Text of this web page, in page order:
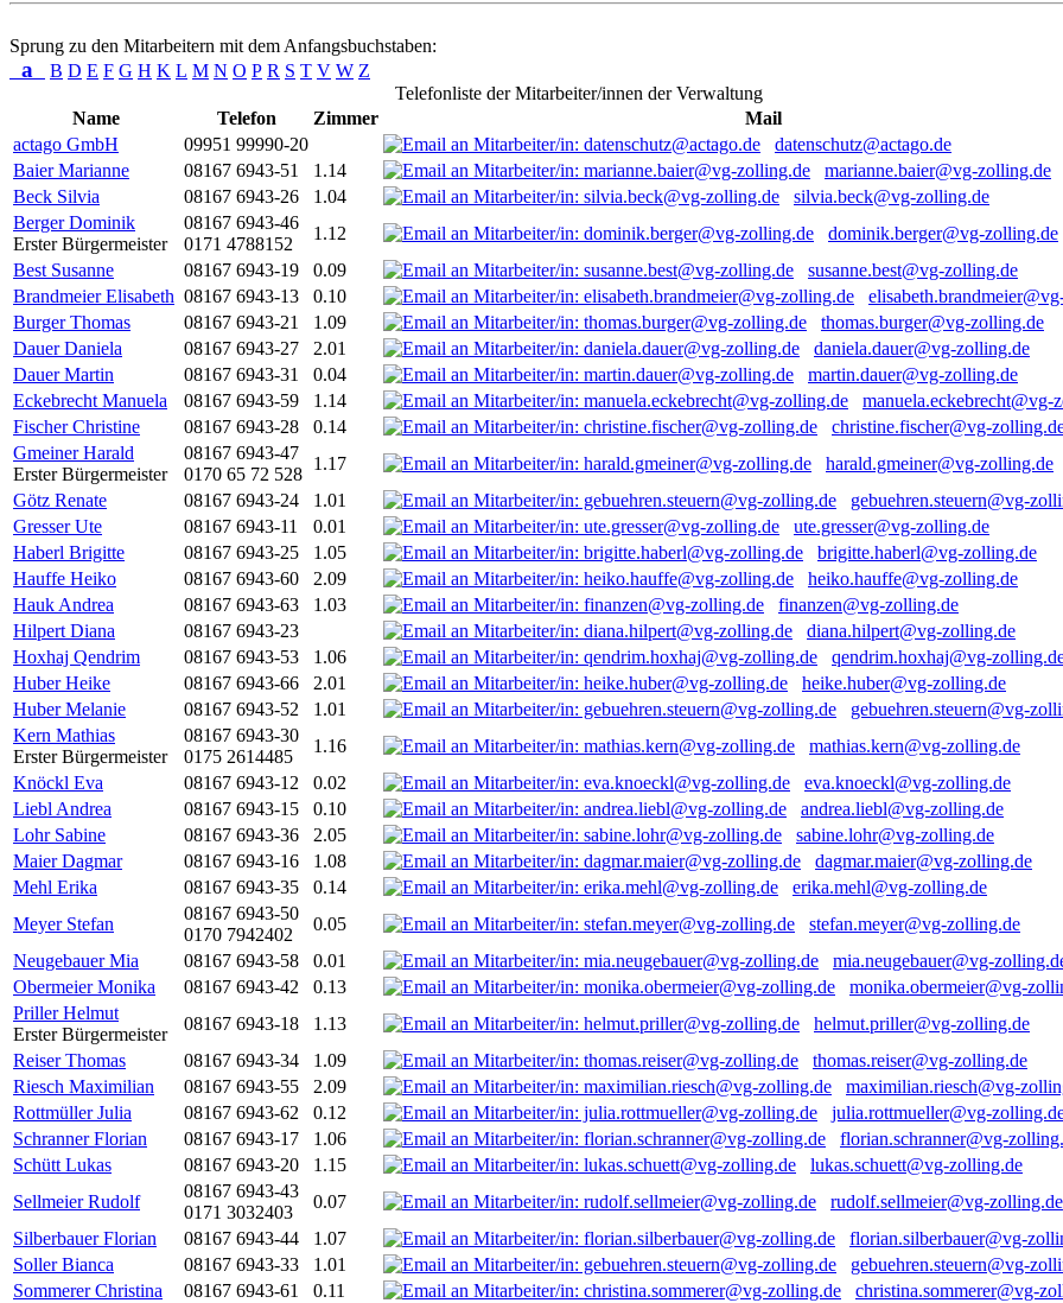
Sprung zu den Mitarbeitern mit dem Anfangsbuchstaben:
a B D E F G H K L M N O P R S T V W Z
Telefonliste der Mitarbeiter/innen der Verwaltung
Name
Telefon Zimmer
Mail
actago GmbH
09951 99990-20
datenschutz@actago.de
Baier Marianne
08167 6943-51 1.14
marianne.baier@vg-zolling.de
Beck Silvia
08167 6943-26 1.04
silvia.beck@vg-zolling.de
Berger Dominik
Erster Bürgermeister
08167 6943-46
0171 4788152
1.12
dominik.berger@vg-zolling.de
Best Susanne
08167 6943-19 0.09
susanne.best@vg-zolling.de
Brandmeier Elisabeth 08167 6943-13 0.10
Burger Thomas
08167 6943-21 1.09
thomas.burger@vg-zolling.de
Dauer Daniela
08167 6943-27 2.01
daniela.dauer@vg-zolling.de
Dauer Martin
08167 6943-31 0.04
martin.dauer@vg-zolling.de
Eckebrecht Manuela
08167 6943-59 1.14
manuela.eckebrecht@vg-
Fischer Christine
08167 6943-28 0.14
christine.fischer@vg-
Gmeiner Harald
Erster Bürgermeister
08167 6943-47
0170 65 72 528
1.17
harald.gmeiner@vg-zolling.de
Götz Renate
08167 6943-24 1.01
gebuehren.steuern@vg-
Gresser Ute
08167 6943-11 0.01
ute.gresser@vg-zolling.de
Haberl Brigitte
08167 6943-25 1.05
brigitte.haberl@vg-zolling.de
Hauffe Heiko
08167 6943-60 2.09
heiko.hauffe@vg-zolling.de
Hauk Andrea
08167 6943-63 1.03
finanzen@vg-zolling.de
Hilpert Diana
08167 6943-23
diana.hilpert@vg-zolling.de
Hoxhaj Qendrim
08167 6943-53 1.06
qendrim.hoxhaj@vg-
Huber Heike
08167 6943-66 2.01
heike.huber@vg-zolling.de
Huber Melanie
08167 6943-52 1.01
gebuehren.steuern@vg-
Kern Mathias
Erster Bürgermeister
08167 6943-30
0175 2614485
1.16
mathias.kern@vg-zolling.de
Knöckl Eva
08167 6943-12 0.02
eva.knoeckl@vg-zolling.de
Liebl Andrea
08167 6943-15 0.10
andrea.liebl@vg-zolling.de
Lohr Sabine
08167 6943-36 2.05
sabine.lohr@vg-zolling.de
Maier Dagmar
08167 6943-16 1.08
dagmar.maier@vg-zolling.de
Mehl Erika
08167 6943-35 0.14
erika.mehl@vg-zolling.de
Meyer Stefan
08167 6943-50
0170 7942402
0.05
stefan.meyer@vg-zolling.de
Neugebauer Mia
08167 6943-58 0.01
mia.neugebauer@vg-
Obermeier Monika
08167 6943-42 0.13
monika.obermeier@vg-
Priller Helmut
Erster Bürgermeister
08167 6943-18 1.13
helmut.priller@vg-zolling.de
Reiser Thomas
08167 6943-34 1.09
thomas.reiser@vg-zolling.de
Riesch Maximilian
08167 6943-55 2.09
maximilian.riesch@vg-
Rottmüller Julia
08167 6943-62 0.12
julia.rottmueller@vg-
Schranner Florian
08167 6943-17 1.06
florian.schranner@vg-
Schütt Lukas
08167 6943-20 1.15
lukas.schuett@vg-zolling.de
Sellmeier Rudolf
08167 6943-43
0171 3032403
0.07
rudolf.sellmeier@vg-zolling.de
Silberbauer Florian
08167 6943-44 1.07
florian.silberbauer@vg-
Soller Bianca
08167 6943-33 1.01
gebuehren.steuern@vg-
Sommerer Christina
08167 6943-61 0.11
christina.sommerer@vg-